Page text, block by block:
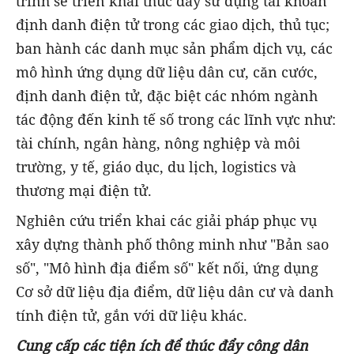
định danh điện tử trong các giao dịch, thủ tục;
ban hành các danh mục sản phẩm dịch vụ, các
mô hình ứng dụng dữ liệu dân cư, căn cước,
định danh điện tử, đặc biệt các nhóm ngành
tác động đến kinh tế số trong các lĩnh vực như:
tài chính, ngân hàng, nông nghiệp và môi
trường, y tế, giáo dục, du lịch, logistics và
thương mại điện tử.
Nghiên cứu triển khai các giải pháp phục vụ
xây dựng thành phố thông minh như "Bản sao
số", "Mô hình địa điểm số" kết nối, ứng dụng
Cơ sở dữ liệu địa điểm, dữ liệu dân cư và danh
tính điện tử, gắn với dữ liệu khác.
Cung cấp các tiện ích để thúc đẩy công dân